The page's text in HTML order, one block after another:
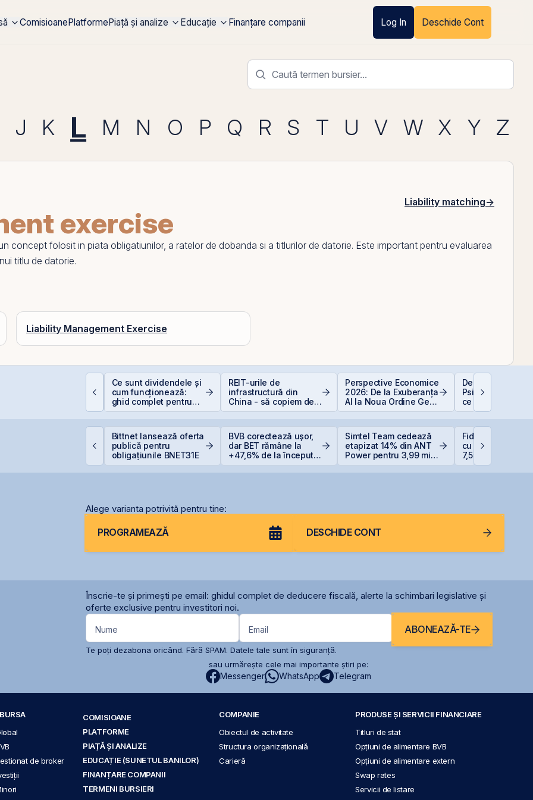
ComisioanePlatformePiață și analize Educație Finanțare companii Log In Deschide Cont
J K L M N O P Q R S T U V W X Y Z
Liability matching→
exercise
concept folosit in piata obligatiunilor, a ratelor de dobanda si a titlurilor de datorie. Este important pentru evaluarea
titlu de datorie.
Liability Management Exercise
Ce sunt dividendele și
cum funcționează:
ghid complet pentru
investitori în acțiuni
REIT-urile de
infrastructură din
China - să copiem de
la cel ce copiază?!
Perspective Economice
2026: De la Exuberanța
AI la Noua Ordine Geo-
Economică
De la Caritas la
Psihologia fricii
ce 98,5% dintre
evită investițiile
Bittnet lansează oferta
publică pentru
obligațiunile BNET31E
BVB corectează ușor,
dar BET rămâne la
+47,6% de la începutul
Simtel Team cedează
etapizat 14% din ANT
Power pentru 3,99 mil.
Fidelis revine în
cu dobânzi de
7,55% pentru lei
6,20% pentru
Alege varianta potrivită pentru tine:
PROGRAMEAZĂ DESCHIDE CONT
Înscrie-te și primești pe email: ghidul complet de deducere fiscală, alerte la schimbari legislative și
oferte exclusive pentru investitori noi.
Nume Email ABONEAZĂ-TE
Te poți dezabona oricând. Fără SPAM. Datele tale sunt în siguranță.
sau urmărește cele mai importante știri pe:
Messenger WhatsApp Telegram
de broker
COMISIOANE
PLATFORME
PIAȚĂ ȘI ANALIZE
EDUCAȚIE (SUNETUL BANILOR)
FINANȚARE COMPANII
TERMENI BURSIERI
COMPANIE
Obiectul de activitate
Structura organizațională
Carieră
PRODUSE ȘI SERVICII FINANCIARE
Titluri de stat
Opțiuni de alimentare BVB
Opțiuni de alimentare extern
Swap rates
Servicii de listare